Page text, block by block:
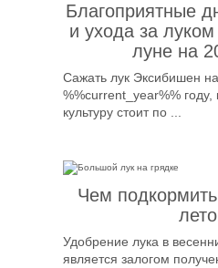
Благоприятные
и ухода за
луне на
Сажать лук Эксибишен
%%current_year%%
культуру стоит по ...
Чем
Удобрение лука в
является залогом